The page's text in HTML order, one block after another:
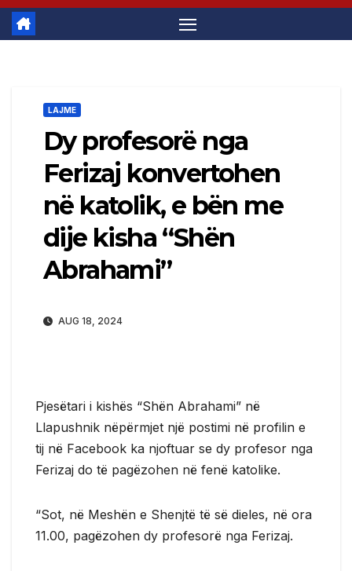
LAJME
Dy profesorë nga
Ferizaj konvertohen
në katolik, e bën me
dije kisha “Shën
Abrahami”
AUG 18, 2024
Pjesëtari i kishës “Shën Abrahami” në
Llapushnik nëpërmjet një postimi në profilin e
tij në Facebook ka njoftuar se dy profesor nga
Ferizaj do të pagëzohen në fenë katolike.
“Sot, në Meshën e Shenjtë të së dieles, në ora
11.00, pagëzohen dy profesorë nga Ferizaj.